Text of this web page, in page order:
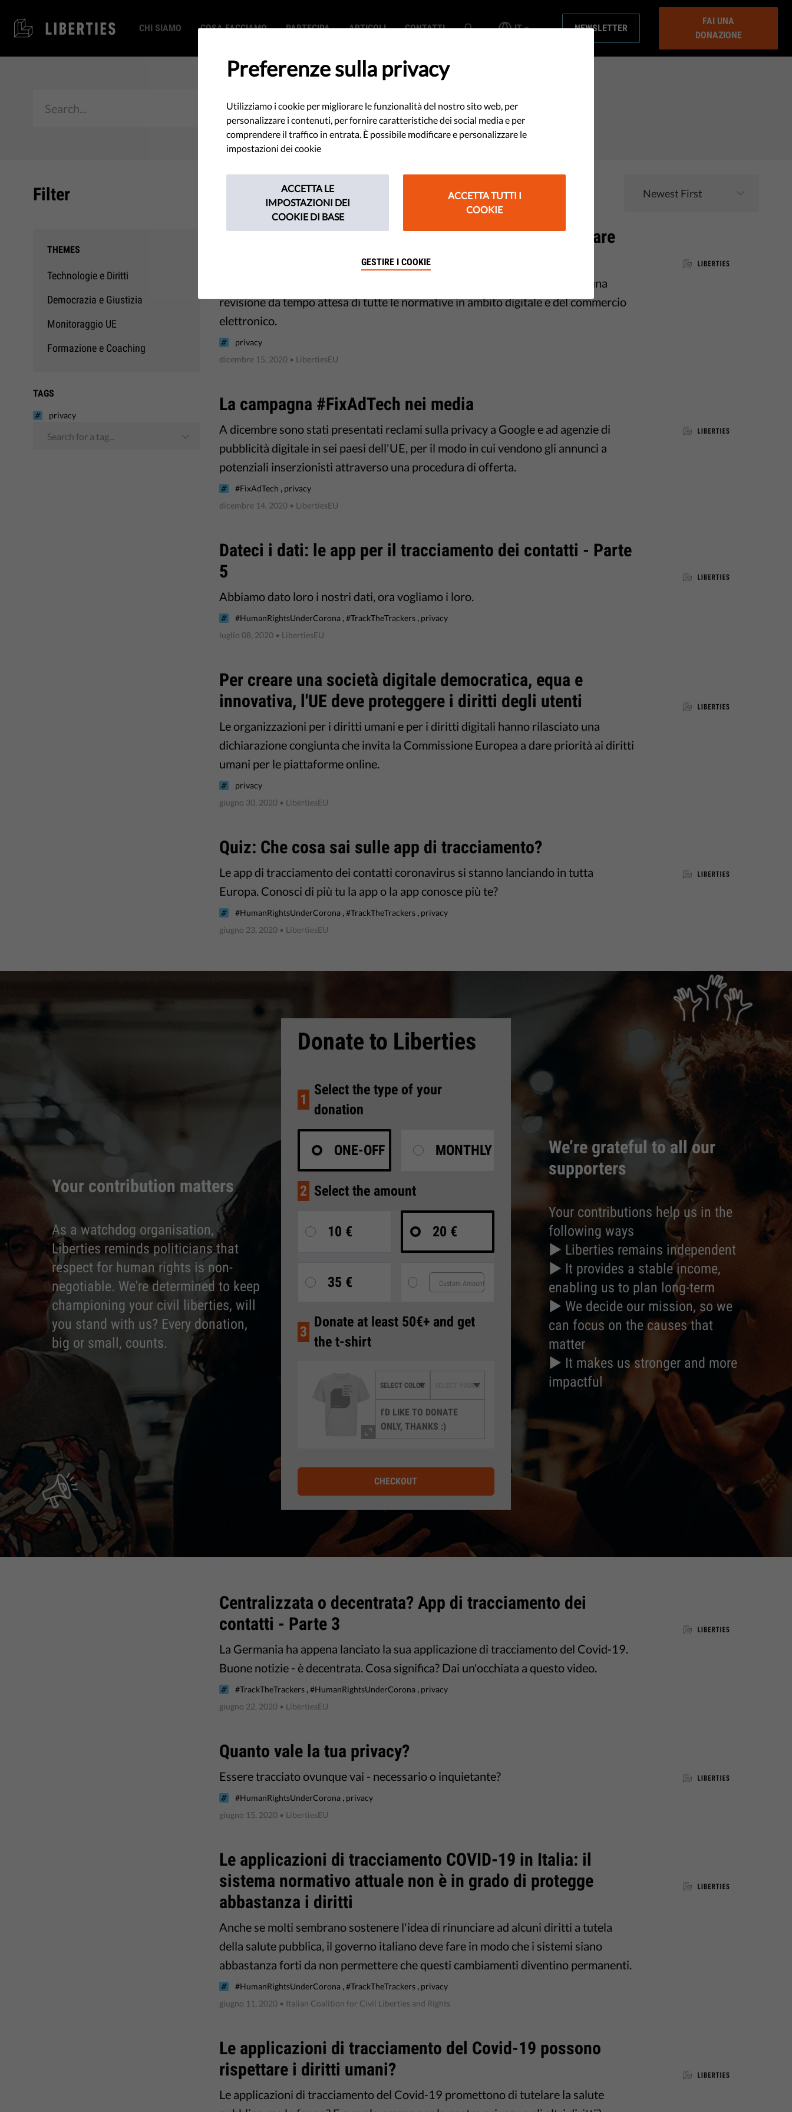
CHI SIAMO COSA FACCIAMO PARTECIPA ARTICOLI CONTATTI IT NEWSLETTER
FAI UNA
DONAZIONE
SEARCH
Filter
THEMES
Technologie e Diritti
Democrazia e Giustizia
Monitoraggio UE
Formazione e Coaching
TAGS
privacy
Search for a tag...
DSA: le nuove norme sui servizi online devono imparare
dagli errori del RGPD
La Commissione Europea ha pubblicato oggi il Digital Services Act (DSA), una
revisione da tempo attesa di tutte le normative in ambito digitale e del commercio
elettronico.
privacy
dicembre 15, 2020• LibertiesEU
La campagna #FixAdTech nei media
A dicembre sono stati presentati reclami sulla privacy a Google e ad agenzie di
pubblicità digitale in sei paesi dell'UE, per il modo in cui vendono gli annunci a
potenziali inserzionisti attraverso una procedura di offerta.
#FixAdTech , privacy
dicembre 14, 2020• LibertiesEU
Dateci i dati: le app per il tracciamento dei contatti - Parte
5
Abbiamo dato loro i nostri dati, ora vogliamo i loro.
#HumanRightsUnderCorona,#TrackTheTrackers, privacy
luglio 08, 2020• LibertiesEU
Per creare una società digitale democratica, equa e
innovativa, l'UE deve proteggere i diritti degli utenti
Le organizzazioni per i diritti umani e per i diritti digitali hanno rilasciato una
dichiarazione congiunta che invita la Commissione Europea a dare priorità ai diritti
umani per le piattaforme online.
privacy
giugno 30, 2020• LibertiesEU
Quiz: Che cosa sai sulle app di tracciamento?
Le app di tracciamento dei contatti coronavirus si stanno lanciando in tutta
Europa. Conosci di più tu la app o la app conosce più te?
#HumanRightsUnderCorona,#TrackTheTrackers, privacy
giugno 23, 2020• LibertiesEU
Your contribution matters
As a watchdog organisation,
Liberties reminds politicians that
respect for human rights is non-
negotiable. We're determined to keep
championing your civil liberties, will
you stand with us? Every donation,
big or small, counts.
Donate to Liberties
1
Select the type of your
donation
ONE-OFF MONTHLY
2 Select the amount
10 € 20 €
35 €
3
Donate at least 50€+ and get
the t-shirt
I'D LIKE TO DONATE
ONLY, THANKS :)
CHECKOUT
We’re grateful to all our
supporters
Your contributions help us in the
following ways
► Liberties remains independent
► It provides a stable income,
enabling us to plan long-term
► We decide our mission, so we
can focus on the causes that
matter
► It makes us stronger and more
impactful
Centralizzata o decentrata? App di tracciamento dei
contatti - Parte 3
La Germania ha appena lanciato la sua applicazione di tracciamento del Covid-19.
Buone notizie - è decentrata. Cosa significa? Dai un'occhiata a questo video.
#TrackTheTrackers,#HumanRightsUnderCorona, privacy
giugno 22, 2020• LibertiesEU
Quanto vale la tua privacy?
Essere tracciato ovunque vai - necessario o inquietante?
#HumanRightsUnderCorona, privacy
giugno 15, 2020• LibertiesEU
Le applicazioni di tracciamento COVID-19 in Italia: il
sistema normativo attuale non è in grado di protegge
abbastanza i diritti
Anche se molti sembrano sostenere l'idea di rinunciare ad alcuni diritti a tutela
della salute pubblica, il governo italiano deve fare in modo che i sistemi siano
abbastanza forti da non permettere che questi cambiamenti diventino permanenti.
#HumanRightsUnderCorona,#TrackTheTrackers, privacy
giugno 11, 2020• Italian Coalition for Civil Liberties and Rights
Le applicazioni di tracciamento del Covid-19 possono
rispettare i diritti umani?
Le applicazioni di tracciamento del Covid-19 promettono di tutelare la salute
Preferenze sulla privacy
Utilizziamo i cookie per migliorare le funzionalità del nostro sito web, per
personalizzare i contenuti, per fornire caratteristiche dei social media e per
comprendere il traffico in entrata. È possibile modificare e personalizzare le
impostazioni dei cookie
ACCETTA LE
IMPOSTAZIONI DEI
COOKIE DI BASE
ACCETTA TUTTI I
COOKIE
GESTIRE I COOKIE